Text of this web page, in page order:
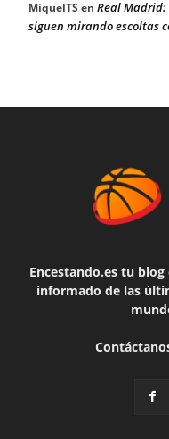
MiquelTS en Real Madrid:
siguen mirando escoltas
Encestando.es tu
informado de las